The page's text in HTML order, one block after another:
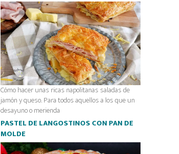
Cómo hacer unas ricas napolitanas saladas de
jamón y queso. Para todos aquellos a los que un
desayuno o merienda
PASTEL DE LANGOSTINOS CON PAN DE
MOLDE